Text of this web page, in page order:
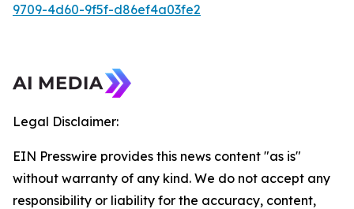
9709-4d60-9f5f-d86ef4a03fe2
Legal Disclaimer:
EIN Presswire provides this news content "as is"
without warranty of any kind. We do not accept any
responsibility or liability for the accuracy, content,